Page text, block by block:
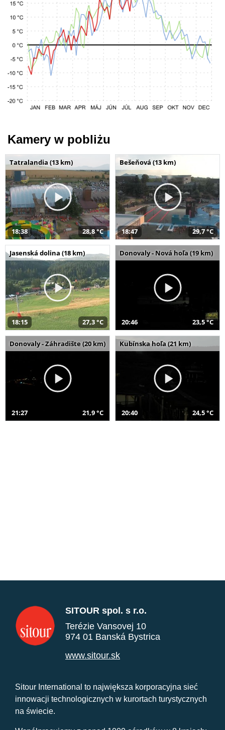
Kamery w pobliżu
Tatralandia (13 km)
18:38 28,8 °C
Bešeňová (13 km)
18:47 29,7 °C
Jasenská dolina (18 km)
18:15 27,3 °C
Donovaly - Nová hoľa (19 km)
20:46 23,5 °C
Donovaly - Záhradište (20 km)
21:27 21,9 °C
Kubínska hoľa (21 km)
20:40 24,5 °C
SITOUR spol. s r.o.
Terézie Vansovej 10
974 01 Banská Bystrica
www.sitour.sk
Sitour International to największa korporacyjna sieć
innowacji technologicznych w kurortach turystycznych
na świecie.